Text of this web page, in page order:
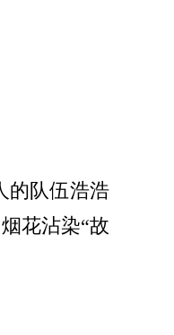
的队伍浩浩
花沾染“故